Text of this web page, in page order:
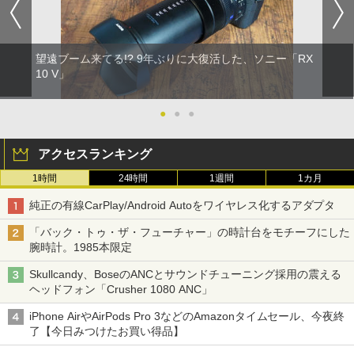
望遠ブーム来てる!? 9年ぶりに大復活した、ソニー「RX
10 V」
● ● ●
アクセスランキング
1時間 24時間 1週間 1カ月
純正の有線CarPlay/Android Autoをワイヤレス化するアダプタ
「バック・トゥ・ザ・フューチャー」の時計台をモチーフにした
腕時計。1985本限定
Skullcandy、BoseのANCとサウンドチューニング採用の震える
ヘッドフォン「Crusher 1080 ANC」
iPhone AirやAirPods Pro 3などのAmazonタイムセール、今夜終
了【今日みつけたお買い得品】